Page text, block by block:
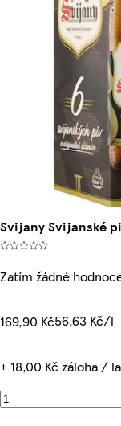
Svijany Svijanské
Zatím žádné
169,90 Kč56,63 Kč/l
+ 18,00 Kč záloha /